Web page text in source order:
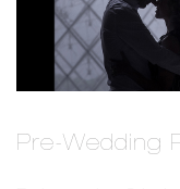
Pre-Wedding